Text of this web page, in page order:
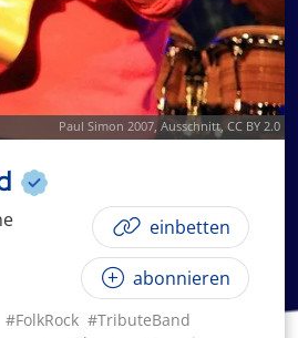
Paul Simon 2007, Ausschnitt, CC BY 2.0
e einbetten
abonnieren
#FolkRock #TributeBand